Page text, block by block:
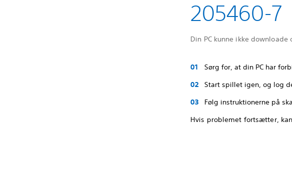
205460-7
Din PC kunne ikke downloade
Sørg for, at din PC har
Start spillet igen, og log
Følg instruktionerne på
Hvis problemet fortsætter,